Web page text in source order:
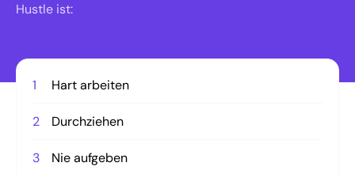
Hustle ist:
1 Hart arbeiten
2 Durchziehen
3 Nie aufgeben